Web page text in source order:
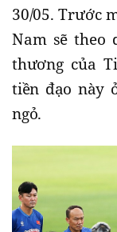
30/05. Trước
Nam sẽ theo
thương của
tiền đạo này
ngỏ.